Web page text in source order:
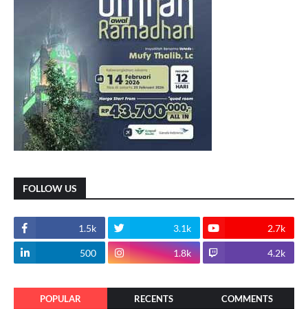
FOLLOW US
1.5k 3.1k 2.7k
500 1.8k 4.2k
POPULAR RECENTS COMMENTS